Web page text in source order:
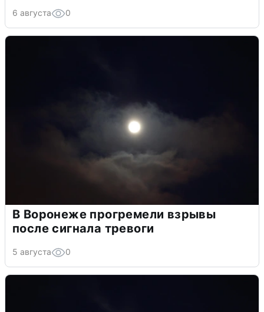
6 августа 0
В Воронеже прогремели взрывы
после сигнала тревоги
5 августа 0